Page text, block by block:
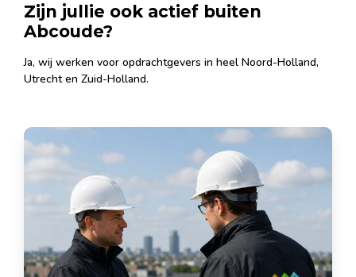
Zijn jullie ook actief buiten
Abcoude?
Ja, wij werken voor opdrachtgevers in heel Noord-Holland,
Utrecht en Zuid-Holland.